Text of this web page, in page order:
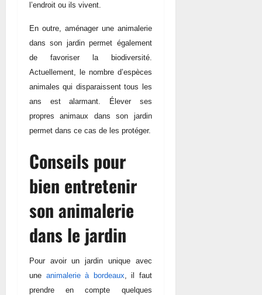
l’endroit ou ils vivent.
En outre, aménager une animalerie
dans son jardin permet également
de favoriser la biodiversité.
Actuellement, le nombre d’espèces
animales qui disparaissent tous les
ans est alarmant. Élever ses
propres animaux dans son jardin
permet dans ce cas de les protéger.
Conseils pour
bien entretenir
son animalerie
dans le jardin
Pour avoir un jardin unique avec
une animalerie à bordeaux , il faut
prendre en compte quelques